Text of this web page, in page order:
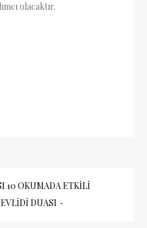
olacaktır.
10 OKUMADA ETKILI
DUASI